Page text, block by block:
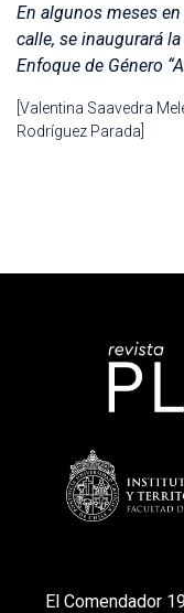
En algunos meses
calle, se inaugurará
Enfoque de Género
[Valentina Saavedra
Rodríguez Parada]
El Comendador